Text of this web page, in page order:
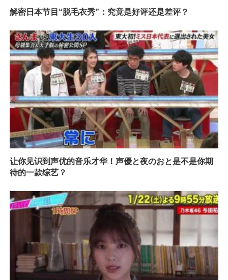
解密日本节目“脱毛衣秀”：究竟是好评还是差评？
让你见识到声优的音乐才华！声優と夜のおと是不是你期
待的一款综艺？